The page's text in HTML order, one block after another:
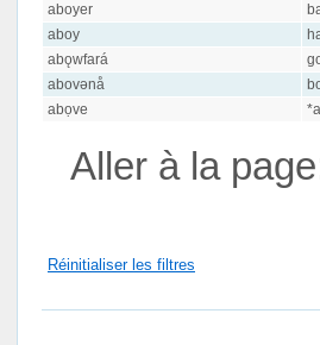
aboyer
aboy
abǫwfará
abovənå
abọve
Aller à la
Réinitialiser les filtres